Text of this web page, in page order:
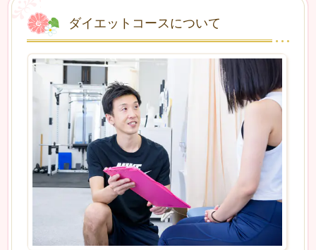
ダイエットコースについて